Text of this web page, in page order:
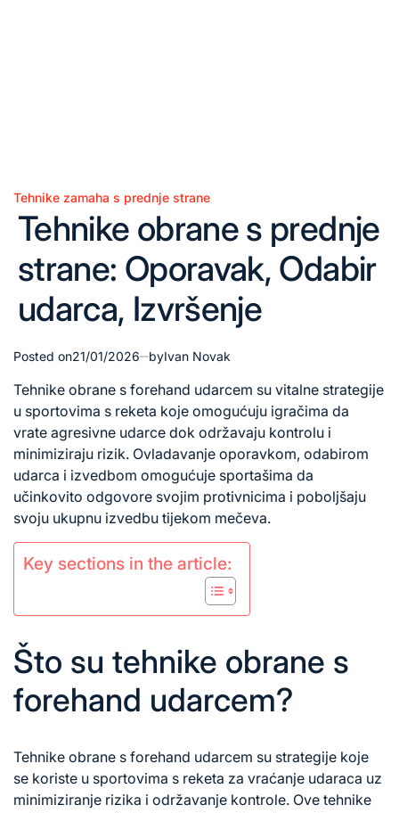
Posted
Tehnike zamaha s prednje strane
Tehnike obrane s prednje
strane: Oporavak, Odabir
udarca, Izvršenje
Posted on21/01/2026 byIvan Novak
Tehnike obrane s forehand udarcem su vitalne strategije
u sportovima s reketa koje omogućuju igračima da
vrate agresivne udarce dok održavaju kontrolu i
minimiziraju rizik. Ovladavanje oporavkom, odabirom
udarca i izvedbom omogućuje sportašima da
učinkovito odgovore svojim protivnicima i poboljšaju
svoju ukupnu izvedbu tijekom mečeva.
Key sections in the article:
Što su tehnike obrane s
forehand udarcem?
Tehnike obrane s forehand udarcem su strategije koje
se koriste u sportovima s reketa za vraćanje udaraca uz
minimiziranje rizika i održavanje kontrole. Ove tehnike